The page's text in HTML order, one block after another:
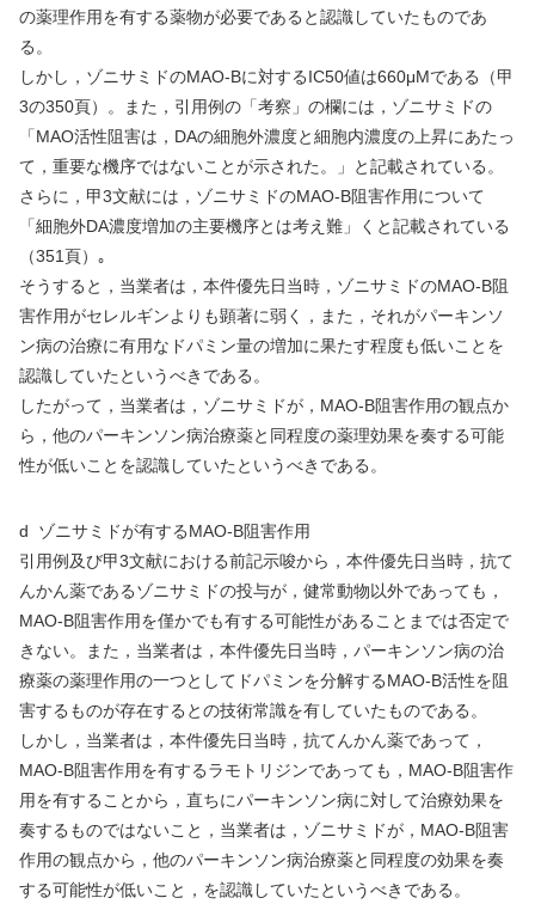
の薬理作用を有する薬物が必要であると認識していたものであ
る。
しかし，ゾニサミドのMAO-Bに対するIC50値は660μMである（甲
3の350頁）。また，引用例の「考察」の欄には，ゾニサミドの
「MAO活性阻害は， DAの細胞外濃度と細胞内濃度の上昇にあたっ
て，重要な機序ではないことが示された。」と記載されている。
さらに，甲3文献には，ゾニサミドのMAO-B阻害作用について
「細胞外DA濃度増加の主要機序とは考え難」くと記載されている
（351頁）｡
そうすると，当業者は，本件優先日当時，ゾニサミドのMAO-B阻
害作用がセレルギンよりも顕著に弱く，また，それがパーキンソ
ン病の治療に有用なドパミン量の増加に果たす程度も低いことを
認識していたというべきである。
したがって，当業者は，ゾニサミドが， MAO-B阻害作用の観点か
ら，他のパーキンソン病治療薬と同程度の薬理効果を奏する可能
性が低いことを認識していたというべきである。
d ゾニサミドが有するMAO-B阻害作用
引用例及び甲3文献における前記示唆から，本件優先日当時，抗て
んかん薬であるゾニサミドの投与が，健常動物以外であっても，
MAO-B阻害作用を僅かでも有する可能性があることまでは否定で
きない。また，当業者は，本件優先日当時，パーキンソン病の治
療薬の薬理作用の一つとしてドパミンを分解するMAO-B活性を阻
害するものが存在するとの技術常識を有していたものである。
しかし，当業者は，本件優先日当時，抗てんかん薬であって，
MAO-B阻害作用を有するラモトリジンであっても， MAO-B阻害作
用を有することから，直ちにパーキンソン病に対して治療効果を
奏するものではないこと，当業者は，ゾニサミドが， MAO-B阻害
作用の観点から，他のパーキンソン病治療薬と同程度の効果を奏
する可能性が低いこと，を認識していたというべきである。